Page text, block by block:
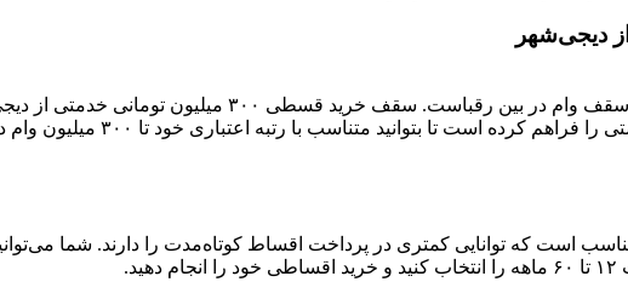
دیجی‌شهر
سقف دریافت وام کالا در دیجی‌شهر بالاترین سقف
متناسب با رتبه اعتباری خود تا ۳۰۰ میلیون وام دریافت کنید و خرید اعتباری خود را انجام دهید.
۶۰ ماهه برای کسانی مناسب است که توانایی کمتری در پرداخت اقساط کوتاه‌مدت را دارند.